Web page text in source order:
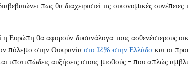
πως θα διαχειριστεί τις οικονομικές
η Ευρώπη θα αφορούν δυσανάλογα τους ασθενέστερους
πόλεμο στην Ουκρανία στο 12% στην Ελλάδα και οι
υποτυπώδεις αυξήσεις στους μισθούς - που απλώς